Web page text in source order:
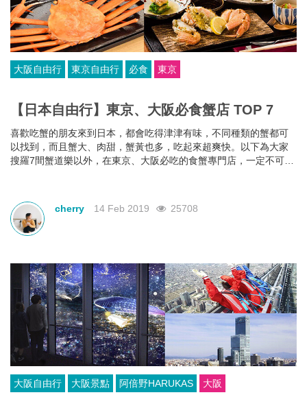
大阪自由行 東京自由行 必食 東京
【日本自由行】東京、大阪必食蟹店 TOP 7
喜歡吃蟹的朋友來到日本，都會吃得津津有味，不同種類的蟹都可
以找到，而且蟹大、肉甜，蟹黃也多，吃起來超爽快。以下為大家
搜羅7間蟹道樂以外，在東京、大阪必吃的食蟹專門店，一定不可錯
cherry 14 Feb 2019 25708
大阪自由行 大阪景點 阿倍野HARUKAS 大阪